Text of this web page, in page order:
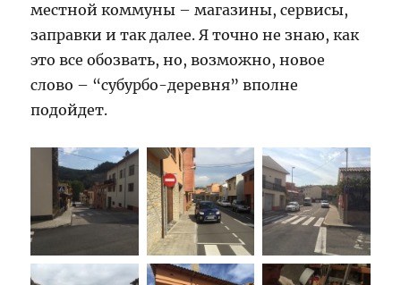
местной коммуны – магазины, сервисы,
заправки и так далее. Я точно не знаю, как
это все обозвать, но, возможно, новое
слово – “субурбо-деревня” вполне
подойдет.